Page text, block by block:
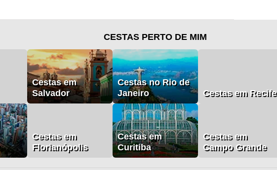
CESTAS PERTO DE MIM
Cestas em
Salvador
Cestas no Rio de
Janeiro
Cestas em Recife
Cestas em
Florianópolis
Cestas em
Curitiba
Cestas em
Campo Grande